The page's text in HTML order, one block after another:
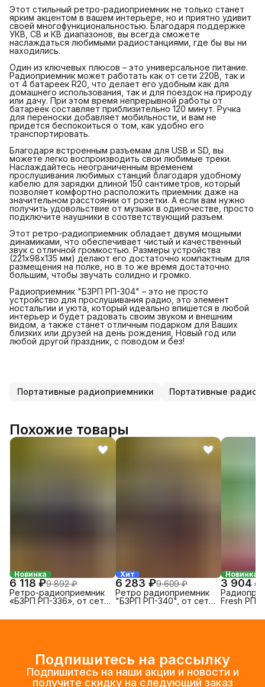
Этот стильный ретро-радиоприемник не только станет
ярким акцентом в вашем интерьере, но и приятно удивит
своей многофункциональностью. Благодаря поддержке
УКВ, СВ и КВ диапазонов, вы всегда сможете
наслаждаться любимыми радиостанциями, где бы вы ни
находились.
Один из ключевых плюсов – это универсальное питание.
Радиоприемник может работать как от сети 220В, так и
от 4 батареек R20, что делает его удобным как для
домашнего использования, так и для поездок на природу
или дачу. При этом время непрерывной работы от
батареек составляет приблизительно 120 минут. Ручка
для переноски добавляет мобильности, и вам не
придется беспокоиться о том, как удобно его
транспортировать.
Благодаря встроенным разъемам для USB и SD, вы
можете легко воспроизводить свои любимые треки.
Наслаждайтесь неограниченным временем
прослушивания любимых станций благодаря удобному
кабелю для зарядки длиной 150 сантиметров, который
позволяет комфортно расположить приёмник даже на
значительном расстоянии от розетки. А если вам нужно
получить удовольствие от музыки в одиночестве, просто
подключите наушники в соответствующий разъем.
Этот ретро-радиоприемник обладает двумя мощными
динамиками, что обеспечивает чистый и качественный
звук с отличной громкостью. Размеры устройства
(221х98х135 мм) делают его достаточно компактным для
размещения на полке, но в то же время достаточно
большим, чтобы звучать солидно и громко.
Радиоприемник "БЗРП РП-304" – это не просто
устройство для прослушивания радио, это элемент
ностальгии и уюта, который идеально впишется в любой
интерьер и будет радовать своим звуком и внешним
видом, а также станет отличным подарком для Ваших
близких или друзей на день рождения, Новый год или
любой другой праздник, с поводом и без!
Портативные радиоприемники Портативные
Похожие товары
Новинка
6 118 ₽9 892 ₽
Ретро-радиоприемник
«БЗРП РП-336», от сети
Хит
6 283 ₽9 609 ₽
Ретро радиоприемник
"БЗРП РП-340", от сети
Новинка
3 904 ₽
Fresh РП-
Подпишитесь на рассылку
Подпишитесь на наши акции и новости и
получите скидку на следующий заказ